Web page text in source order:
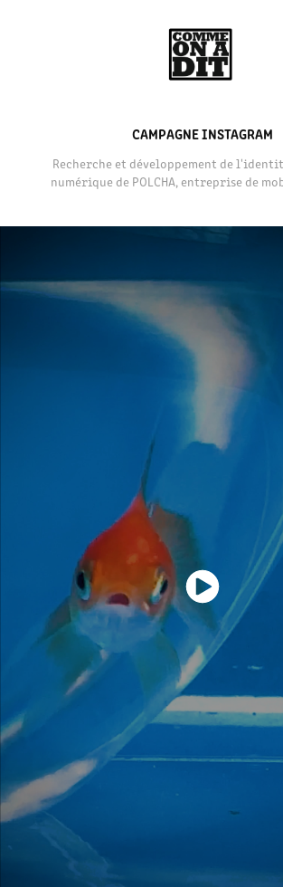
CAMPAGNE INSTAGRAM
Recherche et développement de
numérique de POLCHA, entreprise de